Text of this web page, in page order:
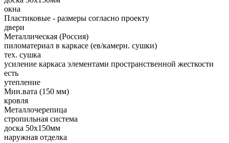
окна
Пластиковые - размеры согласно проекту
двери
Металлическая (Россия)
пиломатериал в каркасе (ев/камерн. сушки)
тех. сушка
усиление каркаса элементами пространственной жесткости
есть
утепление
Мин.вата (150 мм)
кровля
Металлочерепица
стропильная система
доска 50х150мм
наружная отделка